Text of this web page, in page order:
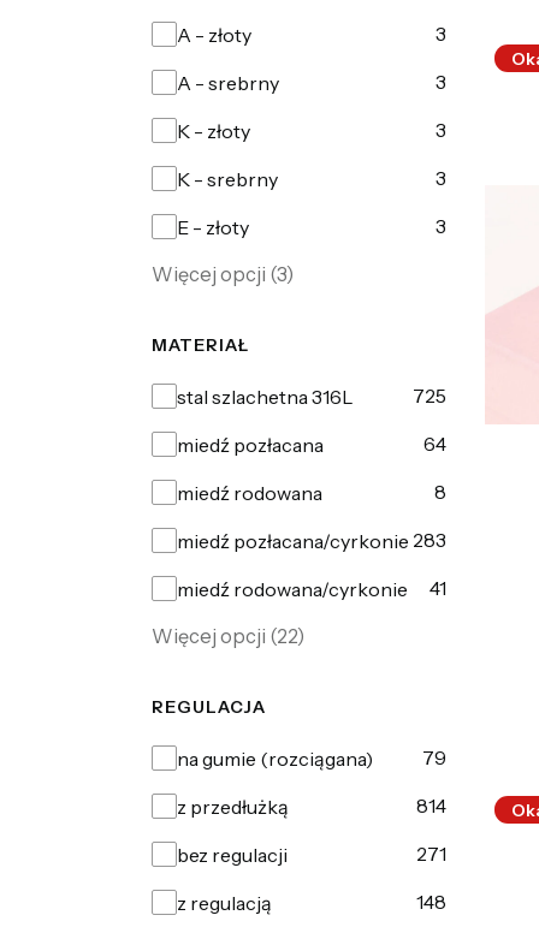
Litery
A - złoty 3
A - srebrny 3
K - złoty 3
K - srebrny 3
E - złoty
3
Więcej opcji (3)
MATERIAŁ
Materiał
stal szlachetna 316L 725
miedź pozłacana 64
miedź rodowana 8
miedź pozłacana/cyrkonie 283
miedź rodowana/cyrkonie
41
Więcej opcji (22)
REGULACJA
Regulacja
na gumie (rozciągana) 79
z przedłużką 814
bez regulacji 271
z regulacją 148